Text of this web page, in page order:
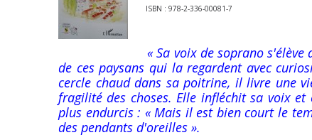
ISBN : 978-2-336-00081-7
« Sa voix de soprano
de ces paysans qui la regardent avec
cercle chaud dans sa poitrine, il livre une
fragilité des choses. Elle infléchit sa voix
plus endurcis : « Mais il est bien court le
des pendants d'oreilles ».